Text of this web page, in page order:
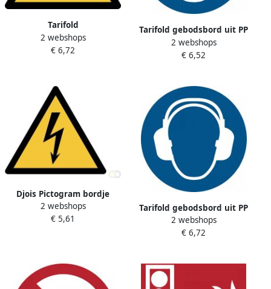
Tarifold
waarschuwingsbord uit PP
gevaarlijke elektrische
2 webshops
€ 6,72
Tarifold gebodsbord uit PP
oogbescherming verplicht
diameter 20 cm
2 webshops
€ 6,52
Djois Pictogram bordje
Waarschuwing: elektrische
spanning 150x133mm Geel
2 webshops
€ 5,61
Tarifold gebodsbord uit PP
gehoorbescherming
verplicht diameter 20 cm
2 webshops
€ 6,72